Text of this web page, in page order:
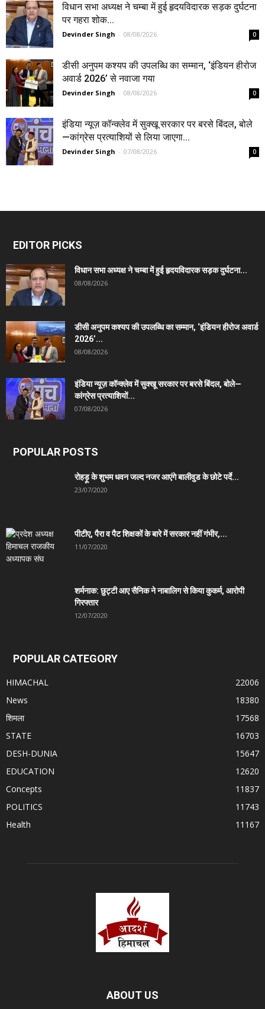
विधान सभा अध्यक्ष ने चम्बा में हुई हृदयविदारक सड़क दुर्घटना
पर गहरा शोक...
Devinder Singh - 08/08/2026 0
डीसी अनुपम कश्यप की उपलब्धि का सम्मान, ‘इंडियन हीरोज
अवार्ड 2026’ से नवाजा गया
Devinder Singh - 08/08/2026 0
इंडिया न्यूज़ कॉन्क्लेव में सुक्खू सरकार पर बरसे बिंदल, बोले
—कांग्रेस प्रत्याशियों से लिया जाएगा...
Devinder Singh - 07/08/2026 0
EDITOR PICKS
विधान सभा अध्यक्ष ने चम्बा में हुई हृदयविदारक सड़क दुर्घटना...
08/08/2026
डीसी अनुपम कश्यप की उपलब्धि का सम्मान, ‘इंडियन हीरोज अवार्ड
2026’...
08/08/2026
इंडिया न्यूज़ कॉन्क्लेव में सुक्खू सरकार पर बरसे बिंदल, बोले—
कांग्रेस प्रत्याशियों...
07/08/2026
POPULAR POSTS
रोहड़ू के शुभम धवन जल्द नजर आएंगे बालीवुड के छोटे पर्दे...
23/07/2020
पीटीए, पैरा व पैट शिक्षकों के बारे में सरकार नहीं गंभीर,...
11/07/2020
शर्मनाक: छुट्टी आए सैनिक ने नाबालिग से किया कुकर्म, आरोपी
गिरफ्तार
12/07/2020
POPULAR CATEGORY
HIMACHAL
22006
News
18380
शिमला
17568
STATE
16703
DESH-DUNIA
15647
EDUCATION
12620
Concepts
11837
POLITICS
11743
Health
11167
ABOUT US